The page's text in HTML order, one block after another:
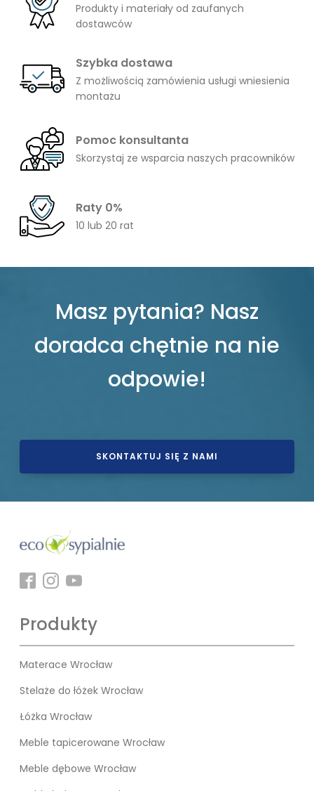
Produkty i materiały od zaufanych
dostawców
Szybka dostawa
Z możliwością zamówienia usługi wniesienia
montażu
Pomoc konsultanta
Skorzystaj ze wsparcia naszych pracowników
Raty 0%
10 lub 20 rat
Masz pytania? Nasz
doradca chętnie na nie
odpowie!
SKONTAKTUJ SIĘ Z NAMI
Produkty
Materace Wrocław
Stelaże do łóżek Wrocław
Łóżka Wrocław
Meble tapicerowane Wrocław
Meble dębowe Wrocław